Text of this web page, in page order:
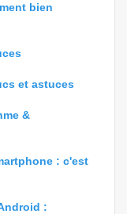
bien
et astuces
&
: c'est
: